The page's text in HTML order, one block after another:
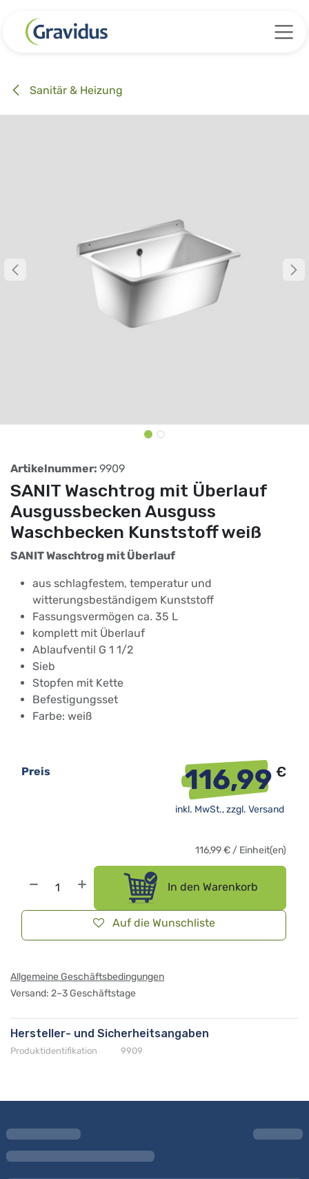
Sanitär & Heizung
Artikelnummer: 9909
SANIT Waschtrog mit Überlauf
Ausgussbecken Ausguss
Waschbecken Kunststoff weiß
SANIT Waschtrog mit Überlauf
aus schlagfestem, temperatur und
witterungsbeständigem Kunststoff
Fassungsvermögen ca. 35 L
komplett mit Überlauf
Ablaufventil G 1 1/2
Sieb
Stopfen mit Kette
Befestigungsset
Farbe: weiß
In den Warenkorb
Auf die Wunschliste
Preis 116,99 €
inkl. MwSt., zzgl. Versand
116,99€ / Einheit(en)
Allgemeine Geschäftsbedingungen
Versand: 2–3 Geschäftstage
Hersteller- und Sicherheitsangaben
Produktidentifikation 9909